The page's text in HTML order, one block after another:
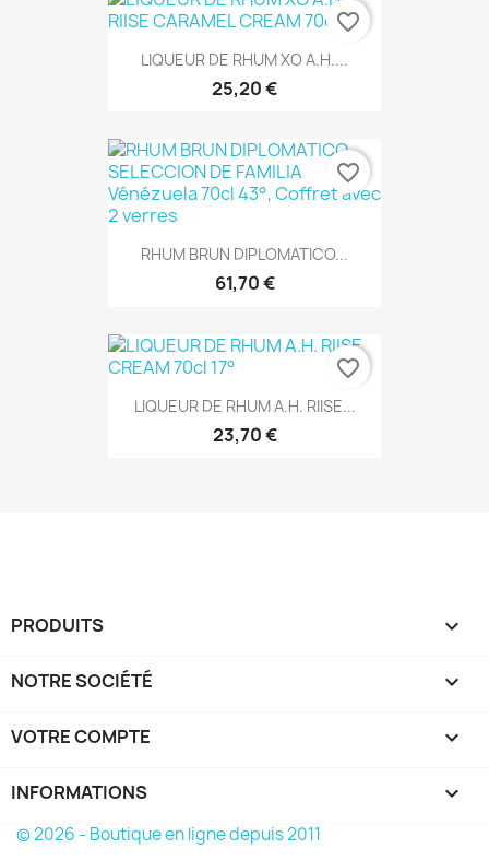
LIQUEUR DE RHUM XO A.H....
25,20 €
favorite_border
RHUM BRUN DIPLOMATICO...
61,70 €
favorite_border
LIQUEUR DE RHUM A.H. RIISE...
23,70 €
favorite_border
PRODUITS 
NOTRE SOCIÉTÉ 
VOTRE COMPTE 
INFORMATIONS keyboard_arrow_down
© 2026 - Boutique en ligne depuis 2011